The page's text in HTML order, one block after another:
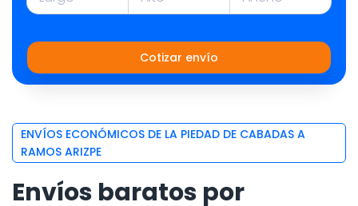
Cotizar envío
ENVÍOS ECONÓMICOS DE LA PIEDAD DE CABADAS A
RAMOS ARIZPE
Envíos baratos por